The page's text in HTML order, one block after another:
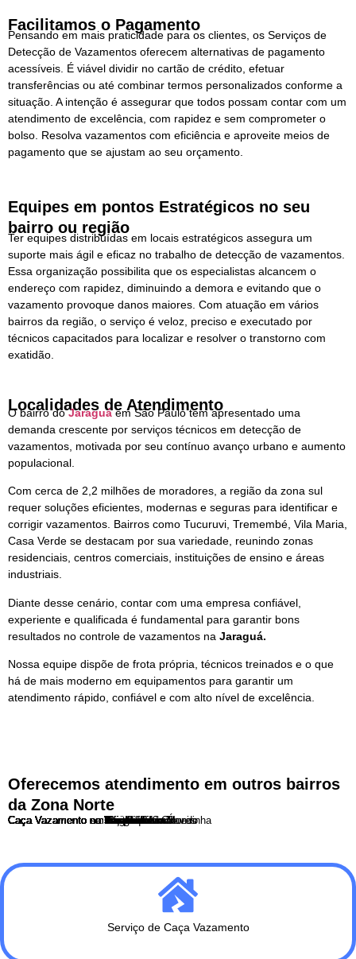
Facilitamos o Pagamento
Pensando em mais praticidade para os clientes, os Serviços de
Detecção de Vazamentos oferecem alternativas de pagamento
acessíveis. É viável dividir no cartão de crédito, efetuar
transferências ou até combinar termos personalizados conforme a
situação. A intenção é assegurar que todos possam contar com um
atendimento de excelência, com rapidez e sem comprometer o
bolso. Resolva vazamentos com eficiência e aproveite meios de
pagamento que se ajustam ao seu orçamento.
Equipes em pontos Estratégicos no seu
bairro ou região
Ter equipes distribuídas em locais estratégicos assegura um
suporte mais ágil e eficaz no trabalho de detecção de vazamentos.
Essa organização possibilita que os especialistas alcancem o
endereço com rapidez, diminuindo a demora e evitando que o
vazamento provoque danos maiores. Com atuação em vários
bairros da região, o serviço é veloz, preciso e executado por
técnicos capacitados para localizar e resolver o transtorno com
exatidão.
Localidades de Atendimento
O bairro doJaraguáem São Paulo tem apresentado uma
demanda crescente por serviços técnicos em detecção de
vazamentos, motivada por seu contínuo avanço urbano e aumento
populacional.
Com cerca de 2,2 milhões de moradores, a região da zona sul
requer soluções eficientes, modernas e seguras para identificar e
corrigir vazamentos. Bairros como Tucuruvi, Tremembé, Vila Maria,
Casa Verde se destacam por sua variedade, reunindo zonas
residenciais, centros comerciais, instituições de ensino e áreas
industriais.
Diante desse cenário, contar com uma empresa confiável,
experiente e qualificada é fundamental para garantir bons
resultados no controle de vazamentos na Jaraguá.
Nossa equipe dispõe de frota própria, técnicos treinados e o que
há de mais moderno em equipamentos para garantir um
atendimento rápido, confiável e com alto nível de excelência.
Oferecemos atendimento em outros bairros
da Zona Norte
Caça Vazamento no Bairro do Limão
Caça Vazamento na Brasilandia
Caça Vazamento na Casa Verde
Caça Vazamento na Freguesia do Ó
Caça Vazamento no Imirim
Caça Vazamento no Jaçanã
Caça Vazamento no Jaraguá
Caça Vazamento no Mandaqui
Caça Vazamento no Parque Edu Chaves
Caça Vazamento no Parque Novo Mundo
Caça Vazamento em Perus
Caça Vazamento em Pirituba
Caça Vazamento em Santana
Caça Vazamento no Tremembé
Caça Vazamento no Tucuruvi
Caça Vazamento na Vila Guilherme
Caça Vazamento na Vila Maria
Caça Vazamento na Vila Medeiros
Caça Vazamento na Vila Nova Cachoeirinha
Serviço de Caça Vazamento